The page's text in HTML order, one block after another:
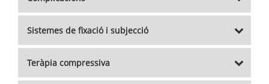
Sistemes de fixació i subjecció
Teràpia compressiva